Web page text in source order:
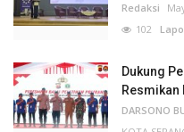
Redaksi
102
Dukung
Resmikan
DARSONO